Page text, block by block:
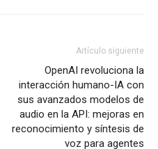
Artículo siguiente
OpenAI revoluciona la
interacción humano-IA con
sus avanzados modelos de
audio en la API: mejoras en
reconocimiento y síntesis de
voz para agentes